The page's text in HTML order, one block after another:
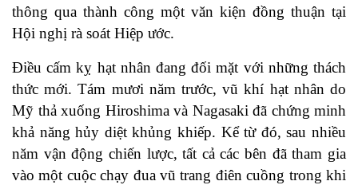
thông qua thành công một văn kiện đồng thuận tại
Hội nghị rà soát Hiệp ước.
Điều cấm kỵ hạt nhân đang đối mặt với những thách
thức mới. Tám mươi năm trước, vũ khí hạt nhân do
Mỹ thả xuống Hiroshima và Nagasaki đã chứng minh
khả năng hủy diệt khủng khiếp. Kể từ đó, sau nhiều
năm vận động chiến lược, tất cả các bên đã tham gia
vào một cuộc chạy đua vũ trang điên cuồng trong khi